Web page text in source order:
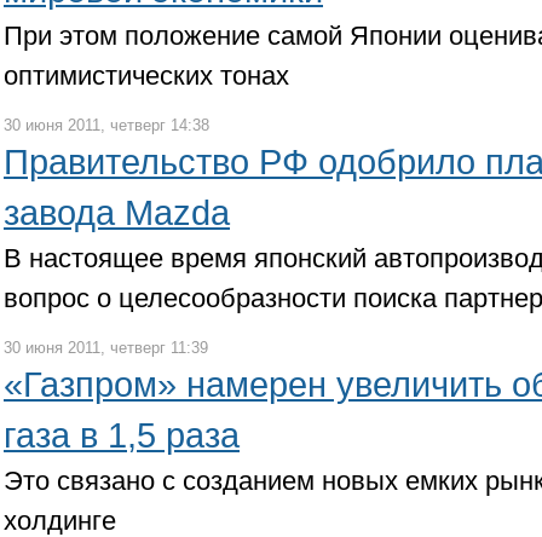
При этом положение самой Японии
оптимистических тонах
30 июня 2011, четверг 14:38
Правительство РФ одобрило
завода Mazda
В настоящее время японский
вопрос о целесообразности поиска
30 июня 2011, четверг 11:39
«Газпром» намерен увеличить
газа в 1,5 раза
Это связано с созданием новых емких
холдинге